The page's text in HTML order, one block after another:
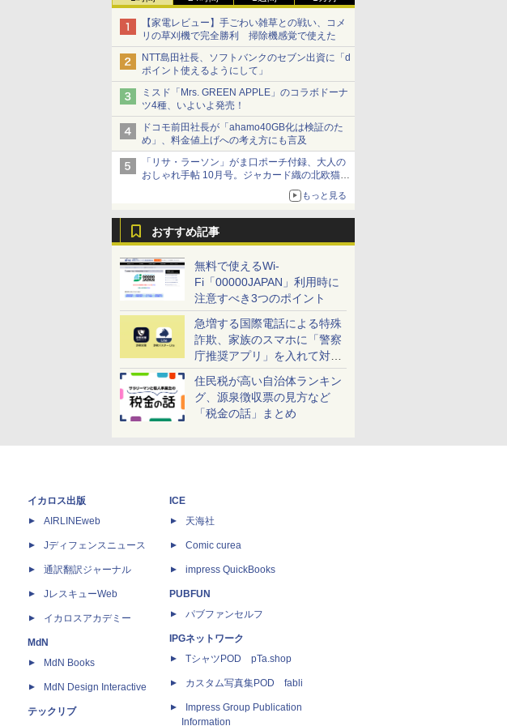
【家電レビュー】手ごわい雑草との戦い、コメ
リの草刈機で完全勝利 掃除機感覚で使えた
NTT島田社長、ソフトバンクのセブン出資に「d
ポイント使えるようにして」
ミスド「Mrs. GREEN APPLE」のコラボドーナ
ツ4種、いよいよ発売！
ドコモ前田社長が「ahamo40GB化は検証のた
め」、料金値上げへの考え方にも言及
「リサ・ラーソン」がま口ポーチ付録、大人の
おしゃれ手帖 10月号。ジャカード織の北欧猫デ
もっと見る
おすすめ記事
無料で使えるWi-
Fi「00000JAPAN」利用時に
注意すべき3つのポイント
急増する国際電話による特殊
詐欺、家族のスマホに「警察
庁推奨アプリ」を入れて対策
しよう！
住民税が高い自治体ランキン
グ、源泉徴収票の見方など
「税金の話」まとめ
イカロス出版
AIRLINEweb
Jディフェンスニュース
通訳翻訳ジャーナル
JレスキューWeb
イカロスアカデミー
MdN
MdN Books
MdN Design Interactive
テックリブ
ICE
天海社
Comic curea
impress QuickBooks
PUBFUN
パブファンセルフ
IPGネットワーク
TシャツPOD pTa.shop
カスタム写真集POD fabli
Impress Group Publication
Information